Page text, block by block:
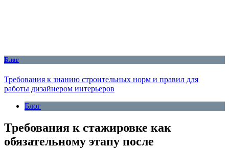
Блог
Требования к знанию строительных норм и правил для
работы дизайнером интерьеров
Блог
Требования к стажировке как
обязательному этапу после